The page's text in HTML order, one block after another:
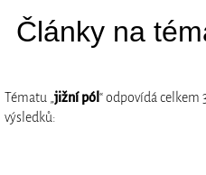
Články na
Tématu „jižní pól“ odpovídá celkem
výsledků: